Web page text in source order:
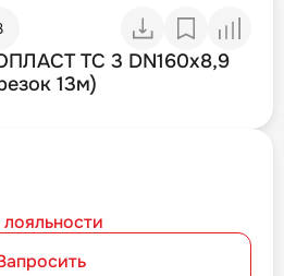
ТС 3 DN160х8,9
13м)